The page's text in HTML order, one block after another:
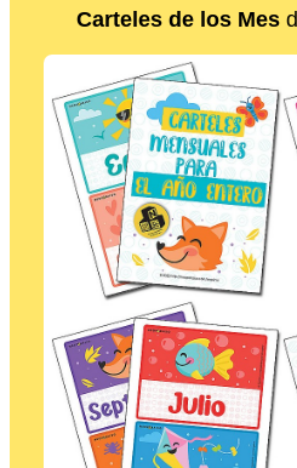
Carteles de los Mes